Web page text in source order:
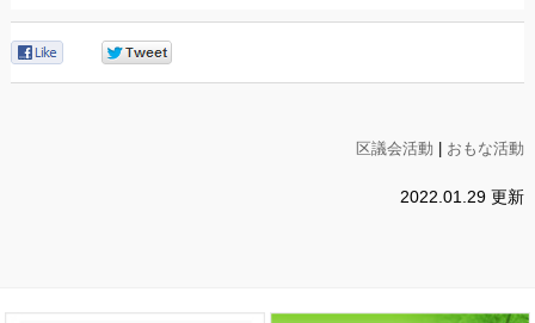
区議会活動 | おもな活動
2022.01.29 更新